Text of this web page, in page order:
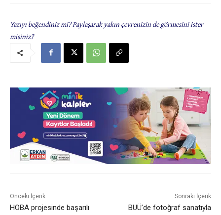
Yazıyı beğendiniz mi? Paylaşarak yakın çevrenizin de görmesini ister
misiniz?
Önceki İçerik
HOBA projesinde başarılı
Sonraki İçerik
BUÜ’de fotoğraf sanatıyla